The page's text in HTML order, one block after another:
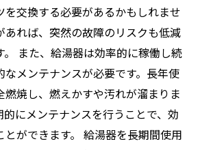
を交換する必要があるかもしれませ
あれば、突然の故障のリスクも低減
。 また、給湯器は効率的に稼働し続
なメンテナンスが必要です。長年使
燃焼し、燃えかすや汚れが溜まりま
にメンテナンスを行うことで、効
ができます。 給湯器を長期間使用